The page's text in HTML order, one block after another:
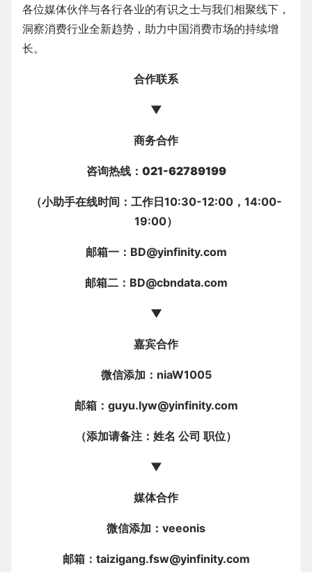
各位媒体伙伴与各行各业的有识之士与我们相聚线下，
洞察消费行业全新趋势，助力中国消费市场的持续增
长。
合作联系
▼
商务合作
咨询热线：021-62789199
（小助手在线时间：工作日10:30-12:00，14:00-
19:00）
邮箱一：BD@yinfinity.com
邮箱二：BD@cbndata.com
▼
嘉宾合作
微信添加：niaW1005
邮箱：guyu.lyw@yinfinity.com
（添加请备注：姓名 公司 职位）
▼
媒体合作
微信添加：veeonis
邮箱：taizigang.fsw@yinfinity.com